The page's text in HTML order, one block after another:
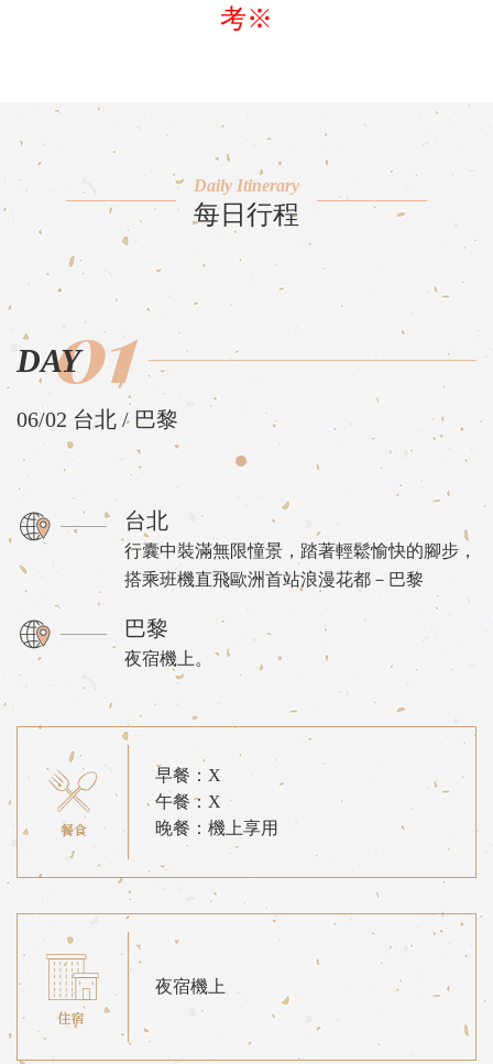
考※
Daily Itinerary
每日行程
DAY01
06/02 台北 / 巴黎
台北
行囊中裝滿無限憧景，踏著輕鬆愉快的腳步，
搭乘班機直飛歐洲首站浪漫花都－巴黎
巴黎
夜宿機上。
早餐：X
午餐：X
晚餐：機上享用
夜宿機上